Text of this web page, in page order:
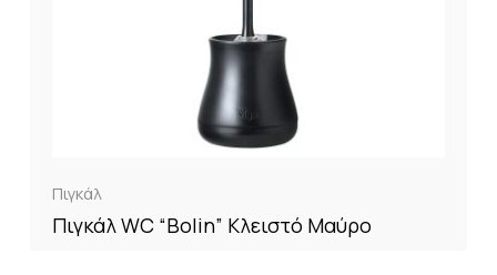
Πιγκάλ
Πιγκάλ WC “Bolin” Κλειστό Μαύρο